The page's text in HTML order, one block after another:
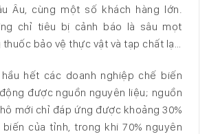
Âu, cùng một số khách hàng lớn.
chỉ tiêu bị cảnh báo là sâu mọt
bảo vệ thực vật và tạp chất lạ…
hết các doanh nghiệp chế biến
được nguồn nguyên liệu; nguồn
mới chỉ đáp ứng được khoảng 30%
của tỉnh, trong khi 70% nguyên